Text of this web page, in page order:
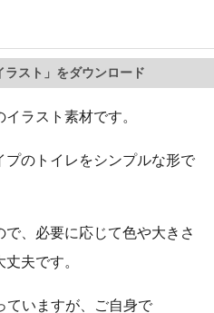
ラスト」をダウンロード
ラスト素材です。
のトイレをシンプルな形で
、必要に応じて色や大きさ
夫です。
ていますが、ご自身で